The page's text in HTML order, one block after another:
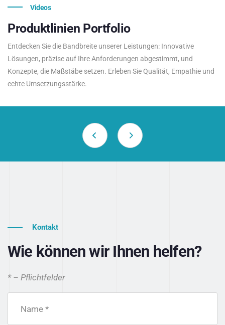
Videos
Produktlinien Portfolio
Entdecken Sie die Bandbreite unserer Leistungen: Innovative
Lösungen, präzise auf Ihre Anforderungen abgestimmt, und
Konzepte, die Maßstäbe setzen. Erleben Sie Qualität, Empathie und
echte Umsetzungsstärke.
Kontakt
Wie können wir Ihnen helfen?
* – Pflichtfelder
Name *